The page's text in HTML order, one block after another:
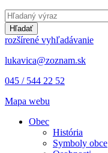
Hľadať
rozšírené vyhľadávanie
lukavica@zoznam.sk
045 / 544 22 52
Mapa webu
Obec
História
Symboly obce